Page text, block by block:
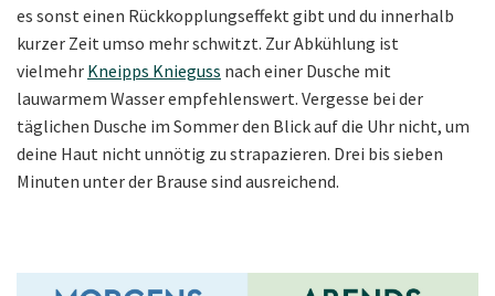
es sonst einen Rückkopplungseffekt gibt und du innerhalb
kurzer Zeit umso mehr schwitzt. Zur Abkühlung ist
vielmehr Kneipps Knieguss nach einer Dusche mit
lauwarmem Wasser empfehlenswert. Vergesse bei der
täglichen Dusche im Sommer den Blick auf die Uhr nicht, um
deine Haut nicht unnötig zu strapazieren. Drei bis sieben
Minuten unter der Brause sind ausreichend.